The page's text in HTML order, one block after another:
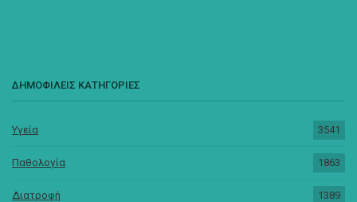
ΔΗΜΟΦΙΛΕΙΣ ΚΑΤΗΓΟΡΙΕΣ
Υγεία 3541
Παθολογία 1863
Διατροφή 1389